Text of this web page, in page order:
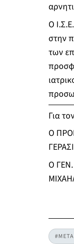
Ο
στην
των
Για
Ο
Ο